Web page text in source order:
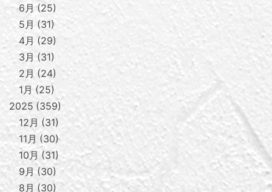
6月
25
5月
31
4月
29
3月
31
2月
24
1月
25
2025 359
12月
31
11月
30
10月
31
9月
30
8月
30